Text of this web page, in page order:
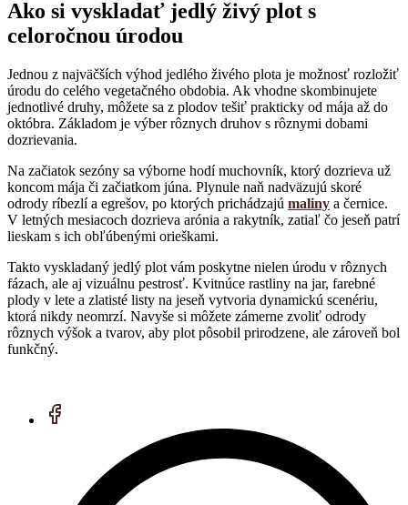
Ako si vyskladať jedlý živý plot s
celoročnou úrodou
Jednou z najväčších výhod jedlého živého plota je možnosť rozložiť
úrodu do celého vegetačného obdobia. Ak vhodne skombinujete
jednotlivé druhy, môžete sa z plodov tešiť prakticky od mája až do
októbra. Základom je výber rôznych druhov s rôznymi dobami
dozrievania.
Na začiatok sezóny sa výborne hodí muchovník, ktorý dozrieva už
koncom mája či začiatkom júna. Plynule naň nadväzujú skoré
odrody ríbezlí a egrešov, po ktorých prichádzajú maliny a černice.
V letných mesiacoch dozrieva arónia a rakytník, zatiaľ čo jeseň patrí
lieskam s ich obľúbenými orieškami.
Takto vyskladaný jedlý plot vám poskytne nielen úrodu v rôznych
fázach, ale aj vizuálnu pestrosť. Kvitnúce rastliny na jar, farebné
plody v lete a zlatisté listy na jeseň vytvoria dynamickú scenériu,
ktorá nikdy neomrzí. Navyše si môžete zámerne zvoliť odrody
rôznych výšok a tvarov, aby plot pôsobil prirodzene, ale zároveň bol
funkčný.